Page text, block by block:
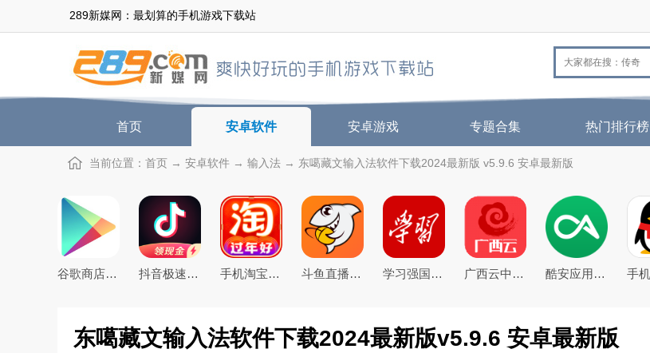
289新媒网：最划算的手机游戏下载站
首页 安卓软件 安卓游戏 专题合集 热门排行榜
当前位置： 首页 → 安卓软件 → 输入法 → 东噶藏文输入法软件下载2024最新版 v5.9.6 安卓最新版
谷歌商店google play store最新版本下载 抖音极速版免费下载2026最新版 手机淘宝下载2026app最新版 斗鱼直播下载2026官方版 学习强国app手机客户端 广西云中小学空中课堂app 酷安应用商店app下载2026最新版
东噶藏文输入法软件下载2024最新版v5.9.6 安卓最新版